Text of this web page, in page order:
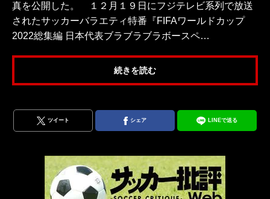
真を公開した。 １２月１９日にフジテレビ系列で放送
されたサッカーバラエティ特番『FIFAワールドカップ
2022総集編 日本代表ブラブラブラボースペ…
続きを読む
ツイート シェア LINEで送る